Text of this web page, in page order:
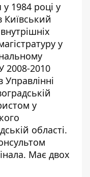
1984 році у
у
2008-2010
у
області.
Має двох